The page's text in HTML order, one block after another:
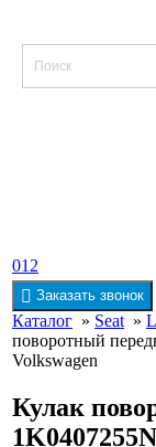
01 2
Заказать звонок
Каталог » Seat »
поворотный
Volkswagen
Кулак